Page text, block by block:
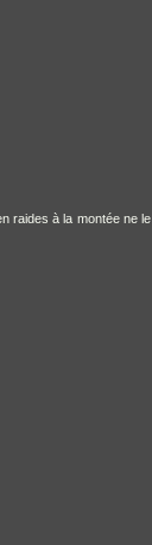
raides à la montée ne le